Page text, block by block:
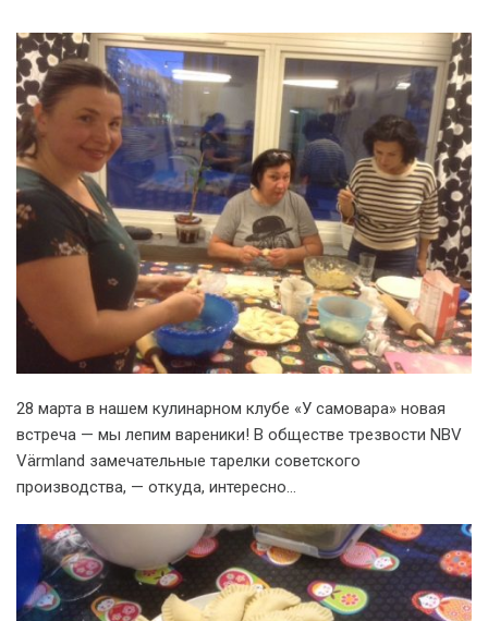
28 марта в нашем кулинарном клубе «У самовара» новая
встреча — мы лепим вареники! В обществе трезвости NBV
Värmland замечательные тарелки советского
производства, — откуда, интересно…